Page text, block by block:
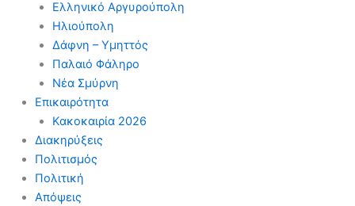
Ελληνικό Αργυρούπολη
Ηλιούπολη
Δάφνη – Υμηττός
Παλαιό Φάληρο
Νέα Σμύρνη
Επικαιρότητα
Κακοκαιρία 2026
Διακηρύξεις
Πολιτισμός
Πολιτική
Απόψεις